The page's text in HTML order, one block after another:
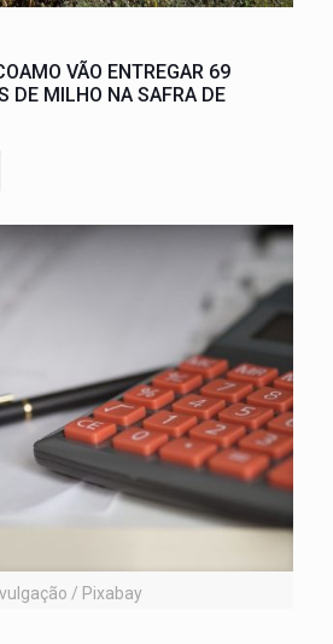
VÃO ENTREGAR 69
DE MILHO NA SAFRA DE
/ Pixabay